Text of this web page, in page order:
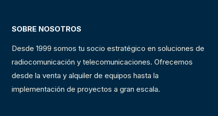
SOBRE NOSOTROS
Desde 1999 somos tu socio estratégico en soluciones de
radiocomunicación y telecomunicaciones. Ofrecemos
desde la venta y alquiler de equipos hasta la
implementación de proyectos a gran escala.